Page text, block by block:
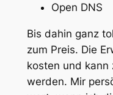
Open DNS
Bis dahin ganz
zum Preis. Die
kosten und
werden. Mir